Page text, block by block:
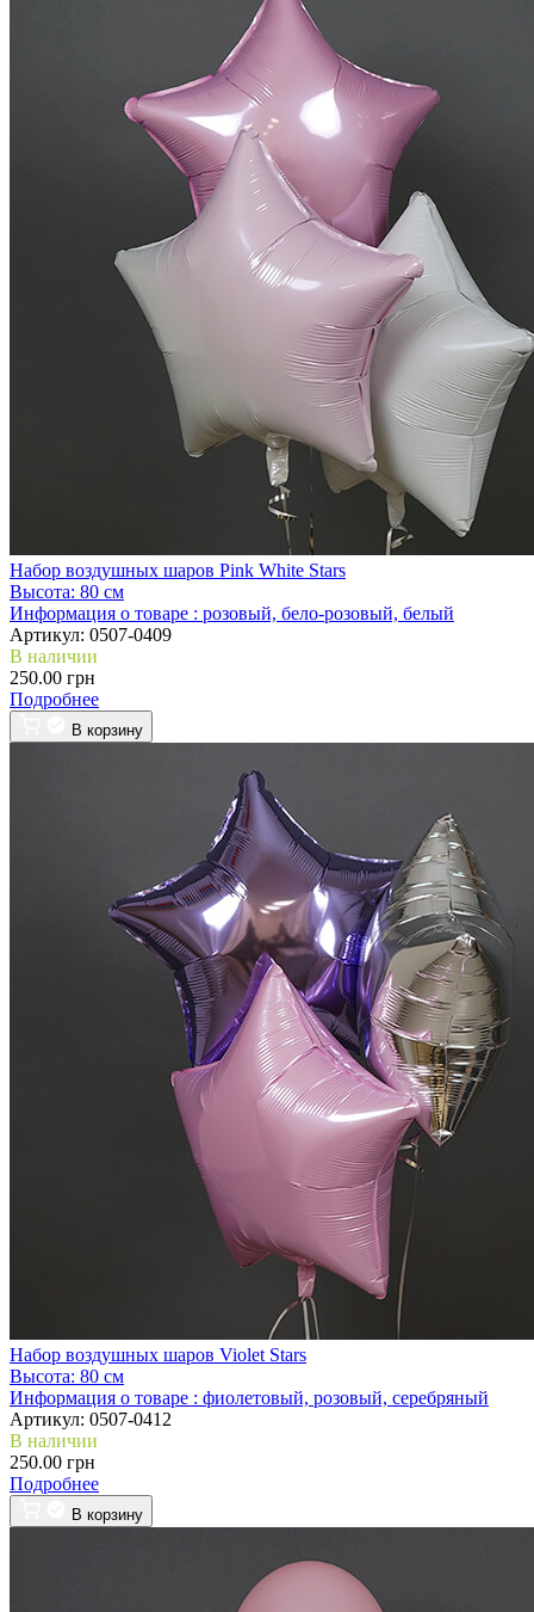
Набор воздушных шаров Pink White Stars
Высота: 80 см
Информация о товаре : розовый, бело-розовый, белый
Артикул: 0507-0409
В наличии
250.00 грн
Подробнее
В корзину
Набор воздушных шаров Violet Stars
Высота: 80 см
Информация о товаре : фиолетовый, розовый, серебряный
Артикул: 0507-0412
В наличии
250.00 грн
Подробнее
В корзину